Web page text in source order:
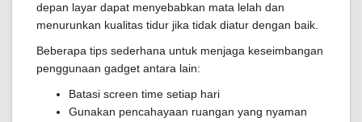
depan layar dapat menyebabkan mata lelah dan
menurunkan kualitas tidur jika tidak diatur dengan baik.
Beberapa tips sederhana untuk menjaga keseimbangan
penggunaan gadget antara lain:
Batasi screen time setiap hari
Gunakan pencahayaan ruangan yang nyaman